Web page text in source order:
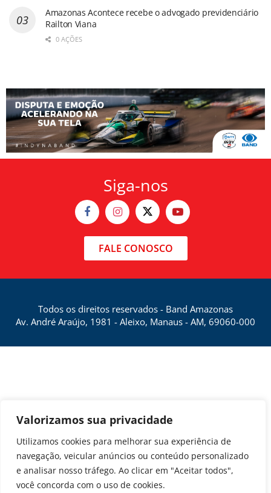
Valorizamos sua privacidade
Utilizamos cookies para melhorar sua experiência de
navegação, veicular anúncios ou conteúdo personalizado
e analisar nosso tráfego. Ao clicar em "Aceitar todos",
você concorda com o uso de cookies.
Amazonas Acontece recebe o advogado previdenciário
Railton Viana
0 AÇÕES
Siga-nos
FALE CONOSCO
Todos os direitos reservados - Band Amazonas
Av. André Araújo, 1981 - Aleixo, Manaus - AM, 69060-000